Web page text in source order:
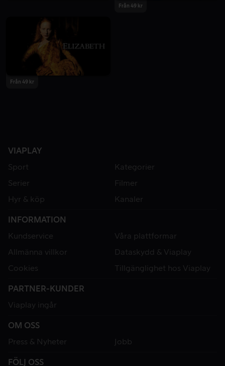
Från 49 kr
Från 49 kr
VIAPLAY
Sport
Kategorier
Serier
Filmer
Hyr & köp
Kanaler
INFORMATION
Kundservice
Våra plattformar
Allmänna villkor
Dataskydd & Viaplay
Cookies
Tillgänglighet hos Viaplay
PARTNER-KUNDER
Viaplay ingår
OM OSS
Press & Nyheter
Jobb
FÖLJ OSS